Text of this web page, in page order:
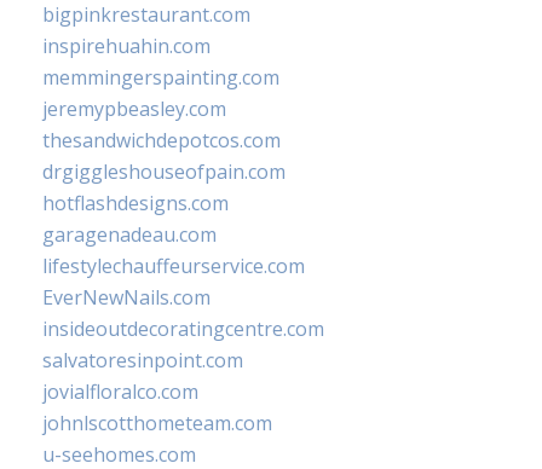
bigpinkrestaurant.com
inspirehuahin.com
memmingerspainting.com
jeremypbeasley.com
thesandwichdepotcos.com
drgiggleshouseofpain.com
hotflashdesigns.com
garagenadeau.com
lifestylechauffeurservice.com
EverNewNails.com
insideoutdecoratingcentre.com
salvatoresinpoint.com
jovialfloralco.com
johnlscotthometeam.com
u-seehomes.com